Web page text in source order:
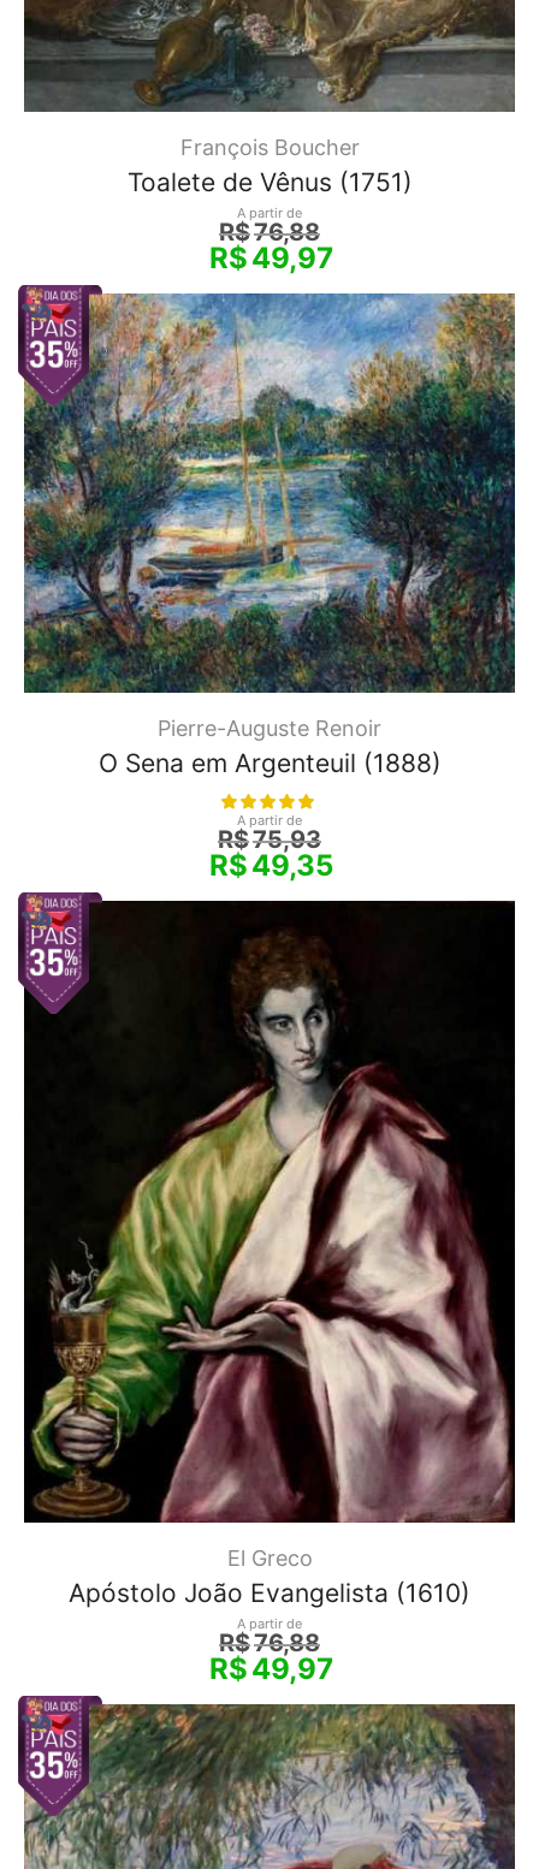
François Boucher
Toalete de Vênus (1751)
A partir de
R$76,88
R$49,97
Pierre-Auguste Renoir
O Sena em Argenteuil (1888)
A partir de
R$75,93
R$49,35
El Greco
Apóstolo João Evangelista (1610)
A partir de
R$76,88
R$49,97